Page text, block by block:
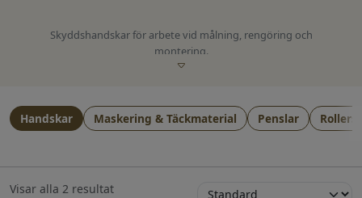
Skyddshandskar för arbete vid målning, rengöring och
montering.
Handskar Maskering & Täckmaterial Penslar Rollers
Visar alla 2 resultat